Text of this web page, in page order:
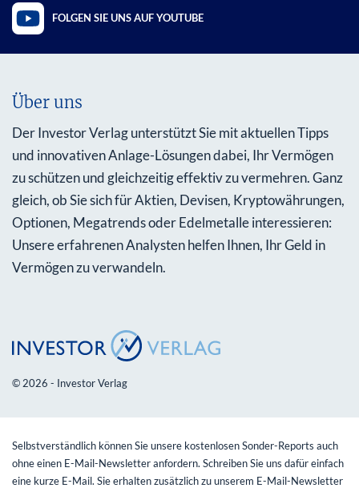
FOLGEN SIE UNS AUF YOUTUBE
Über uns
Der Investor Verlag unterstützt Sie mit aktuellen Tipps
und innovativen Anlage-Lösungen dabei, Ihr Vermögen
zu schützen und gleichzeitig effektiv zu vermehren. Ganz
gleich, ob Sie sich für Aktien, Devisen, Kryptowährungen,
Optionen, Megatrends oder Edelmetalle interessieren:
Unsere erfahrenen Analysten helfen Ihnen, Ihr Geld in
Vermögen zu verwandeln.
© 2026 - Investor Verlag
Selbstverständlich können Sie unsere kostenlosen Sonder-Reports auch
ohne einen E-Mail-Newsletter anfordern. Schreiben Sie uns dafür einfach
eine kurze E-Mail. Sie erhalten zusätzlich zu unserem E-Mail-Newsletter